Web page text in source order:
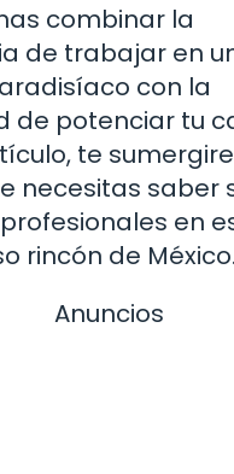
combinar la
de trabajar en
con la
de potenciar tu
te
necesitas saber
en
rincón de México.
Anuncios